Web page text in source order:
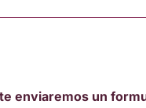
te enviaremos un